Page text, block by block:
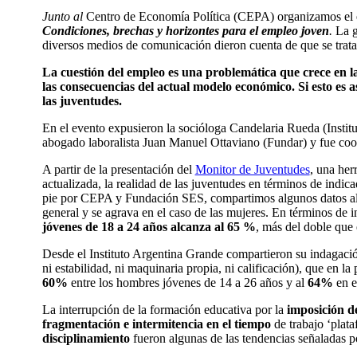
Junto al Centro de Economía Política (CEPA) organizamos
Condiciones, brechas y horizontes para el empleo joven. La
diversos medios de comunicación dieron cuenta de que se
La cuestión del empleo es una problemática que crece
las consecuencias del actual modelo económico. Si esto
las juventudes.
En el evento expusieron la socióloga Candelaria Rueda
abogado laboralista Juan Manuel Ottaviano (Fundar) y fue
A partir de la presentación del Monitor de Juventudes, una
actualizada, la realidad de las juventudes en términos de
pie por CEPA y Fundación SES, compartimos algunos datos
general y se agrava en el caso de las mujeres. En términos
jóvenes de 18 a 24 años alcanza al 65 %, más del doble
Desde el Instituto Argentina Grande compartieron su
ni estabilidad, ni maquinaria propia, ni calificación), que en
60% entre los hombres jóvenes de 14 a 26 años y al 64% en
La interrupción de la formación educativa por la imposición
fragmentación e intermitencia en el tiempo de trabajo
disciplinamientofueron algunas de las tendencias